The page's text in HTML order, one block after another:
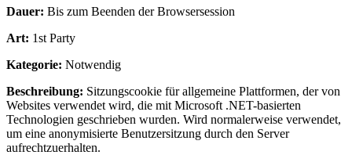
Dauer: Bis zum Beenden der Browsersession
Art: 1st Party
Kategorie: Notwendig
Beschreibung: Sitzungscookie für allgemeine Plattformen, der von
Websites verwendet wird, die mit Microsoft .NET-basierten
Technologien geschrieben wurden. Wird normalerweise verwendet,
um eine anonymisierte Benutzersitzung durch den Server
aufrechtzuerhalten.